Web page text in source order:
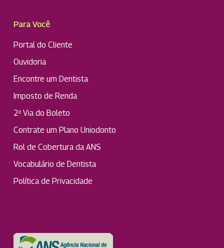
Para Você
Portal do Cliente
Ouvidoria
Encontre um Dentista
Imposto de Renda
2ª Via do Boleto
Contrate um Plano Uniodonto
Rol de Cobertura da ANS
Vocabulário de Dentista
Política de Privacidade